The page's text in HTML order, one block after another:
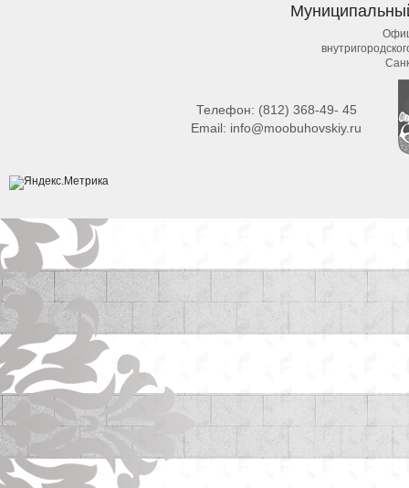
Телефон: (812) 368-49- 45
Email: info@moobuhovskiy.ru